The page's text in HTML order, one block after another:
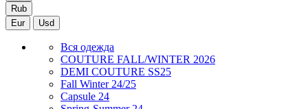
Rub
Eur
Usd
Вся одежда
COUTURE FALL/WINTER 2026
DEMI COUTURE SS25
Fall Winter 24/25
Capsule 24